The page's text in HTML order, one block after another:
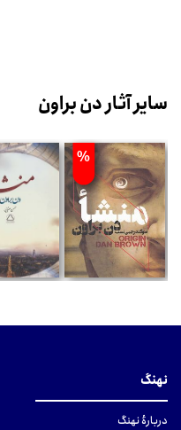
سایر آثار دن براون
%
نهنگ
دربارهٔ نهنگ